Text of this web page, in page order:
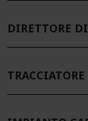
DIRETTORE
TRACCIATORE